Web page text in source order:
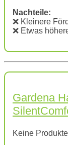
Nachteile:
❌ Kleinere
❌ Etwas
Gardena
Keine